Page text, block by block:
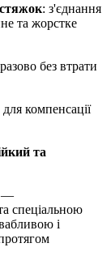
: з'єднання
та жорстке
без втрати
компенсації
та
—
спеціальною
і